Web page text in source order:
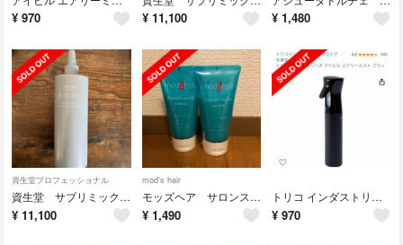
¥ 970 ¥ 11,100 ¥ 1,480
資生堂プロフェッショナル
資生堂 サブリミック アデノバイタル スカルプ パワーショット
¥ 11,100
mod's hair
モッズヘア サロンスペシャルセンシティブプラス マスク スキャルプトリートメント
¥ 1,490
トリコ インダストリーズ アイビル エアリーミスト ブラック 300ml 霧吹き
¥ 970